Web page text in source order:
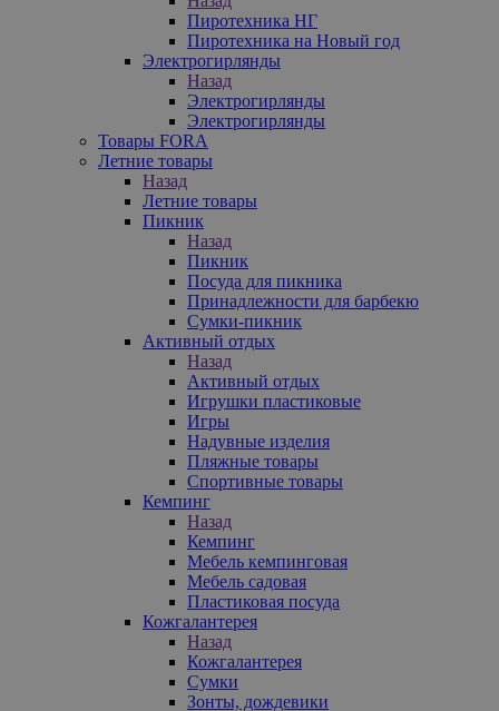
Пиротехника НГ
Пиротехника на Новый год
Электрогирлянды
Назад
Электрогирлянды
Электрогирлянды
Товары FORA
Летние товары
Назад
Летние товары
Пикник
Назад
Пикник
Посуда для пикника
Принадлежности для барбекю
Сумки-пикник
Активный отдых
Назад
Активный отдых
Игрушки пластиковые
Игры
Надувные изделия
Пляжные товары
Спортивные товары
Кемпинг
Назад
Кемпинг
Мебель кемпинговая
Мебель садовая
Пластиковая посуда
Кожгалантерея
Назад
Кожгалантерея
Сумки
Зонты, дождевики